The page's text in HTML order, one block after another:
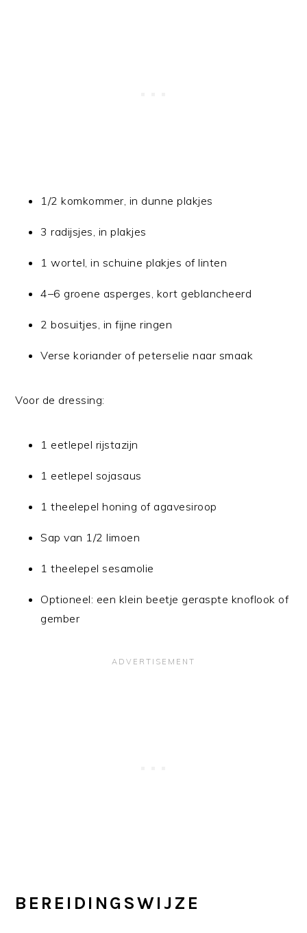
1/2 komkommer, in dunne plakjes
3 radijsjes, in plakjes
1 wortel, in schuine plakjes of linten
4–6 groene asperges, kort geblancheerd
2 bosuitjes, in fijne ringen
Verse koriander of peterselie naar smaak
Voor de dressing:
1 eetlepel rijstazijn
1 eetlepel sojasaus
1 theelepel honing of agavesiroop
Sap van 1/2 limoen
1 theelepel sesamolie
Optioneel: een klein beetje geraspte knoflook of
gember
BEREIDINGSWIJZE